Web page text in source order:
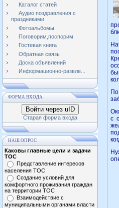
Каталог статей
Аудио поздравления с
праздниками
Фотоальбомы
Поговорим,поспорим
Гостевая книга
Обратная связь
Доска объявлений
Информационно-развле...
ФОРМА ВХОДА
Войти через uID
Старая форма входа
НАШ ОПРОС
Каковы главные цели и задачи
ТОС
Представление интересов
населения ТОС
Создание условий для
комфортного проживания граждан
на территории ТОС
Взаимодействие с
муниципальными органами власти
с